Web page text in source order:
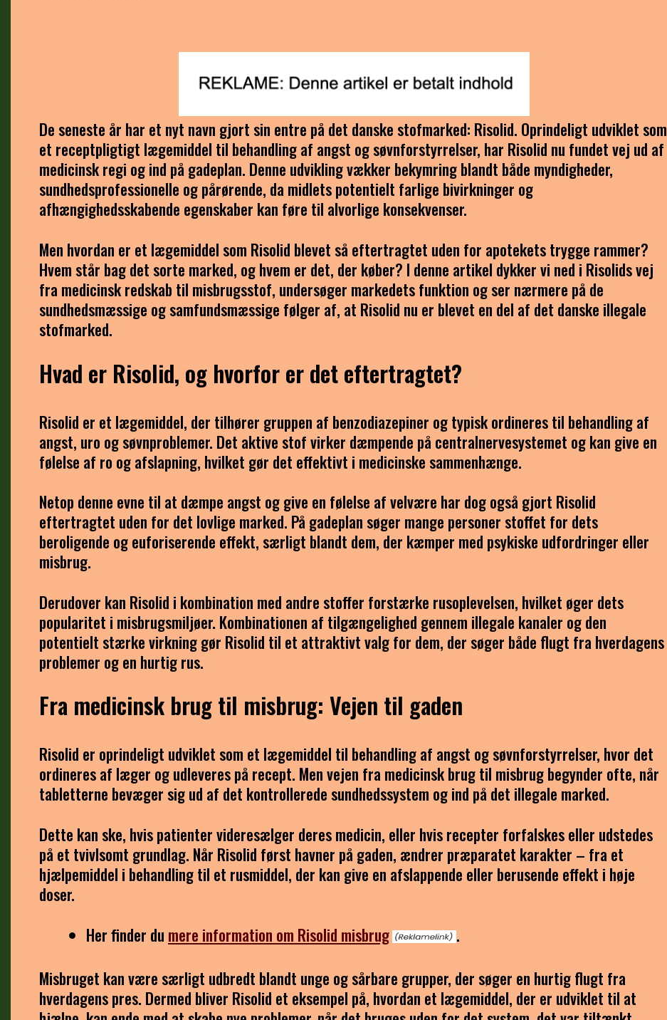
De seneste år har et nyt navn gjort sin entre på det danske stofmarked: Risolid. Oprindeligt udviklet som
et receptpligtigt lægemiddel til behandling af angst og søvnforstyrrelser, har Risolid nu fundet vej ud af
medicinsk regi og ind på gadeplan. Denne udvikling vækker bekymring blandt både myndigheder,
sundhedsprofessionelle og pårørende, da midlets potentielt farlige bivirkninger og
afhængighedsskabende egenskaber kan føre til alvorlige konsekvenser.
Men hvordan er et lægemiddel som Risolid blevet så eftertragtet uden for apotekets trygge rammer?
Hvem står bag det sorte marked, og hvem er det, der køber? I denne artikel dykker vi ned i Risolids vej
fra medicinsk redskab til misbrugsstof, undersøger markedets funktion og ser nærmere på de
sundhedsmæssige og samfundsmæssige følger af, at Risolid nu er blevet en del af det danske illegale
stofmarked.
Hvad er Risolid, og hvorfor er det eftertragtet?
Risolid er et lægemiddel, der tilhører gruppen af benzodiazepiner og typisk ordineres til behandling af
angst, uro og søvnproblemer. Det aktive stof virker dæmpende på centralnervesystemet og kan give en
følelse af ro og afslapning, hvilket gør det effektivt i medicinske sammenhænge.
Netop denne evne til at dæmpe angst og give en følelse af velvære har dog også gjort Risolid
eftertragtet uden for det lovlige marked. På gadeplan søger mange personer stoffet for dets
beroligende og euforiserende effekt, særligt blandt dem, der kæmper med psykiske udfordringer eller
misbrug.
Derudover kan Risolid i kombination med andre stoffer forstærke rusoplevelsen, hvilket øger dets
popularitet i misbrugsmiljøer. Kombinationen af tilgængelighed gennem illegale kanaler og den
potentielt stærke virkning gør Risolid til et attraktivt valg for dem, der søger både flugt fra hverdagens
problemer og en hurtig rus.
Fra medicinsk brug til misbrug: Vejen til gaden
Risolid er oprindeligt udviklet som et lægemiddel til behandling af angst og søvnforstyrrelser, hvor det
ordineres af læger og udleveres på recept. Men vejen fra medicinsk brug til misbrug begynder ofte, når
tabletterne bevæger sig ud af det kontrollerede sundhedssystem og ind på det illegale marked.
Dette kan ske, hvis patienter videresælger deres medicin, eller hvis recepter forfalskes eller udstedes
på et tvivlsomt grundlag. Når Risolid først havner på gaden, ændrer præparatet karakter – fra et
hjælpemiddel i behandling til et rusmiddel, der kan give en afslappende eller berusende effekt i høje
doser.
Her finder du mere information om Risolid misbrug
.
Misbruget kan være særligt udbredt blandt unge og sårbare grupper, der søger en hurtig flugt fra
hverdagens pres. Dermed bliver Risolid et eksempel på, hvordan et lægemiddel, der er udviklet til at